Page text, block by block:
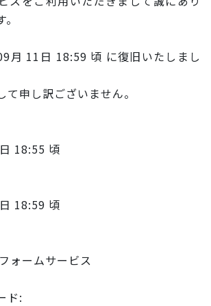
月 11日 18:59 頃 に復旧いたしまし
て申し訳ございません。
18:55 頃
18:59 頃
ォームサービス
ド: